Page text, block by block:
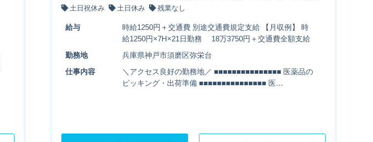
土日祝休み
土日休み 残業なし
給与
時給1250円＋交通費 別途交通費規定支給 【月収例】 時
給1250円×7H×21日勤務 18万3750円＋交通費全額支給
勤務地 兵庫県神戸市須磨区弥栄台
仕事内容
＼アクセス良好の勤務地／ ■■■■■■■■■■■■■■■ 医薬品の
ピッキング・出荷準備 ■■■■■■■■■■■■■■■ 医…